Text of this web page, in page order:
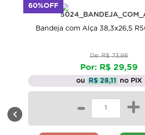
Bandeja com Alça 38,3x26,5
De: R$ 73,98
Por: R$ 29,59
ou R$ 28,11 no PIX
- +
60%OFF